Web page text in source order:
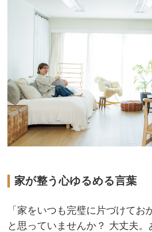
家が整う心ゆるめる言葉
「家をいつも完璧に片づけてお
と思っていませんか？ 大丈夫。